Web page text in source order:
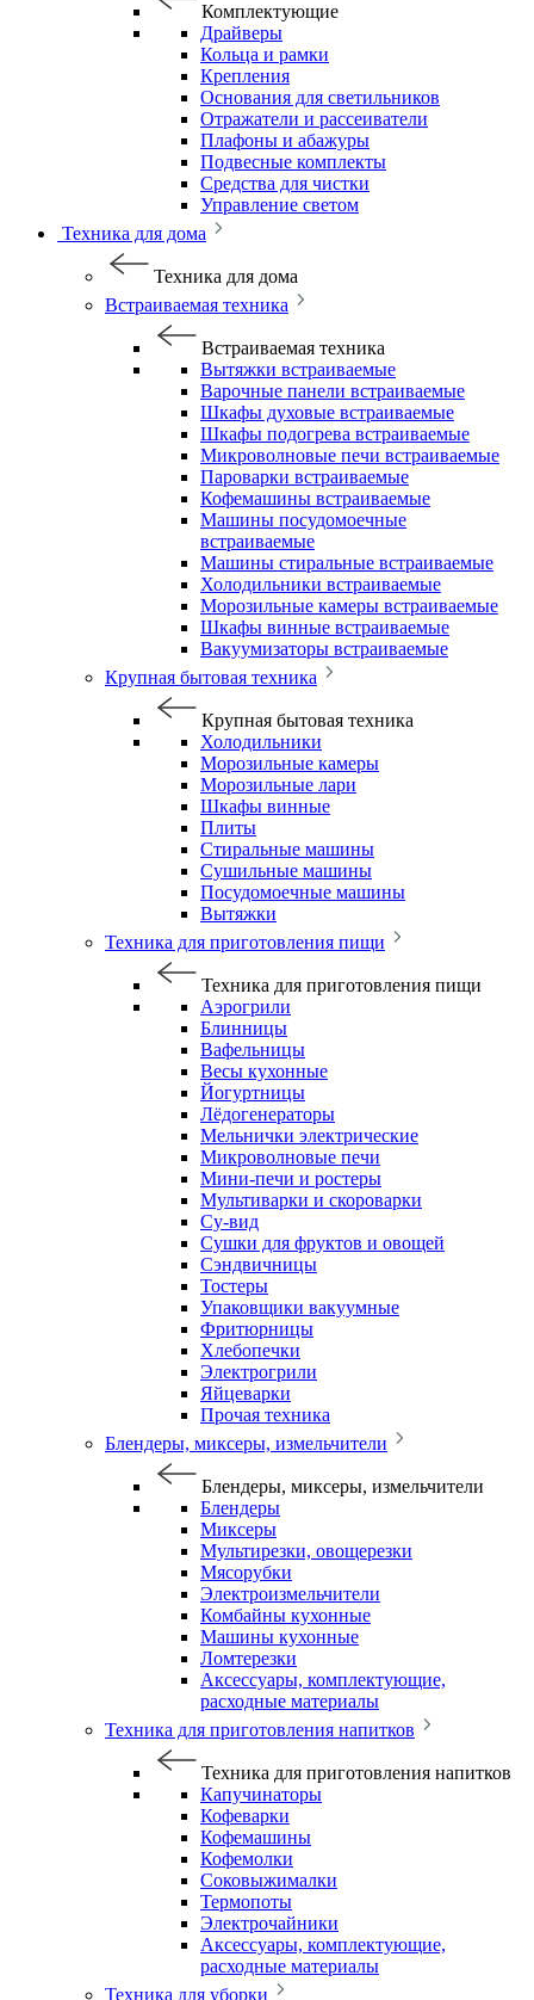
Комплектующие
Драйверы
Кольца и рамки
Крепления
Основания для светильников
Отражатели и рассеиватели
Плафоны и абажуры
Подвесные комплекты
Средства для чистки
Управление светом
Техника для дома
Техника для дома
Встраиваемая техника
Встраиваемая техника
Вытяжки встраиваемые
Варочные панели встраиваемые
Шкафы духовые встраиваемые
Шкафы подогрева встраиваемые
Микроволновые печи встраиваемые
Пароварки встраиваемые
Кофемашины встраиваемые
Машины посудомоечные
встраиваемые
Машины стиральные встраиваемые
Холодильники встраиваемые
Морозильные камеры встраиваемые
Шкафы винные встраиваемые
Вакуумизаторы встраиваемые
Крупная бытовая техника
Крупная бытовая техника
Холодильники
Морозильные камеры
Морозильные лари
Шкафы винные
Плиты
Стиральные машины
Сушильные машины
Посудомоечные машины
Вытяжки
Техника для приготовления пищи
Техника для приготовления пищи
Аэрогрили
Блинницы
Вафельницы
Весы кухонные
Йогуртницы
Лёдогенераторы
Мельнички электрические
Микроволновые печи
Мини-печи и ростеры
Мультиварки и скороварки
Су-вид
Сушки для фруктов и овощей
Сэндвичницы
Тостеры
Упаковщики вакуумные
Фритюрницы
Хлебопечки
Электрогрили
Яйцеварки
Прочая техника
Блендеры, миксеры, измельчители
Блендеры, миксеры, измельчители
Блендеры
Миксеры
Мультирезки, овощерезки
Мясорубки
Электроизмельчители
Комбайны кухонные
Машины кухонные
Ломтерезки
Аксессуары, комплектующие,
расходные материалы
Техника для приготовления напитков
Техника для приготовления напитков
Капучинаторы
Кофеварки
Кофемашины
Кофемолки
Соковыжималки
Термопоты
Электрочайники
Аксессуары, комплектующие,
расходные материалы
Техника для уборки